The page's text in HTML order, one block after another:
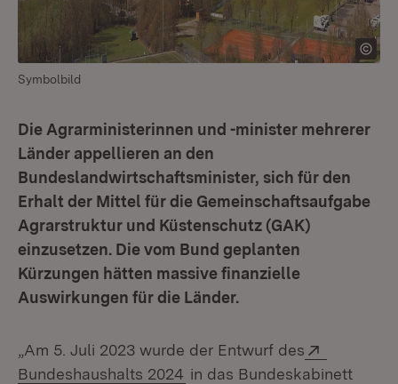
Symbolbild
Die Agrarministerinnen und -minister mehrerer
Länder appellieren an den
Bundeslandwirtschaftsminister, sich für den
Erhalt der Mittel für die Gemeinschaftsaufgabe
Agrarstruktur und Küstenschutz (GAK)
einzusetzen. Die vom Bund geplanten
Kürzungen hätten massive finanzielle
Auswirkungen für die Länder.
„Am 5. Juli 2023 wurde der Entwurf des
Bundeshaushalts 2024 (Öffnet in neuem Fenster)
in das Bundeskabinett